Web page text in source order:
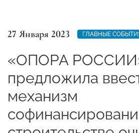
27 Января 2023 ГЛАВНЫЕ
«ОПОРА
предложила
механизм